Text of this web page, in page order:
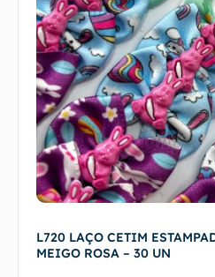
L720 LAÇO CETIM
MEIGO ROSA – 30 UN